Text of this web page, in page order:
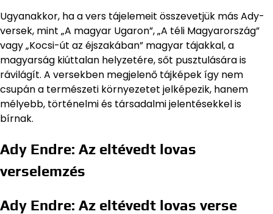
Ugyanakkor, ha a vers tájelemeit összevetjük más Ady-
versek, mint „A magyar Ugaron”, „A téli Magyarország”
vagy „Kocsi-út az éjszakában” magyar tájakkal, a
magyarság kiúttalan helyzetére, sőt pusztulására is
rávilágít. A versekben megjelenő tájképek így nem
csupán a természeti környezetet jelképezik, hanem
mélyebb, történelmi és társadalmi jelentésekkel is
bírnak.
Ady Endre: Az eltévedt lovas
verselemzés
Ady Endre: Az eltévedt lovas verse